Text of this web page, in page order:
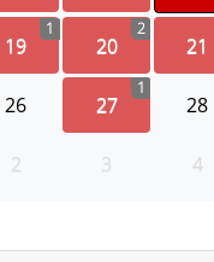
19
1
20
2
21
26 27
1
28
2 3 4